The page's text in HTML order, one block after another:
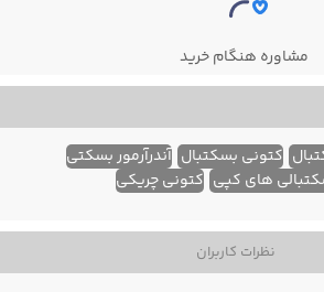
مشاوره هنگام خرید
کتونی بسکتبال آندرآرمور بسکتی
های کپی کتونی چریکی
نظرات کاربران